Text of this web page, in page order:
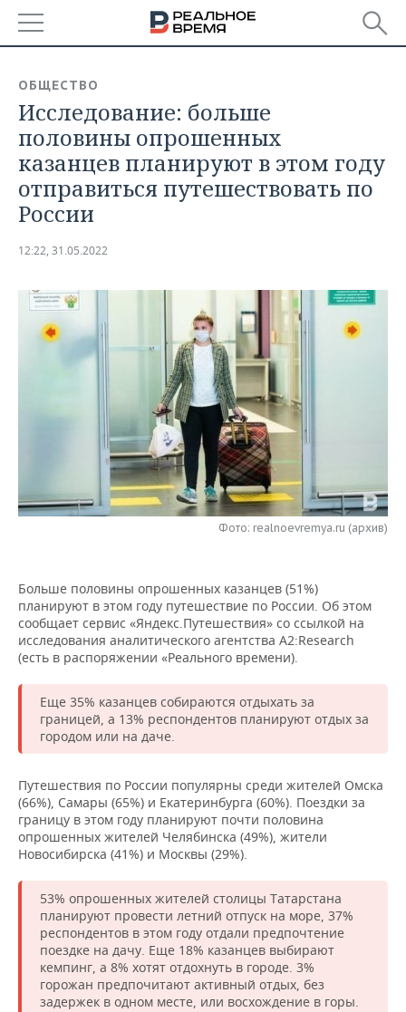
БАШКОРТОСТАН
ТАТАРСТАН
УДМУРТИЯ
НОВОСТИ
АНАЛИТИКА
НОВОСТИ АНАЛИТИКИ
ВУЗЫ ТАТАРСТАНА
КОМУ ПРИНАДЛЕЖАТ
ЭКОНОМИКА
БАНКИ
БЮДЖЕТ
ПРОМЫШЛЕННОСТИ
АГРОПРОМ
НЕФТЕХИМИЯ
ОПК
НОВОСТИ НЕДВИЖИМОСТИ
АВТО
НОВОСТИ АВТО
НОВОСТИ БИЗНЕСА
РОЗНИЧНАЯ ТОРГОВЛЯ
НОВОСТИ ТЕХНОЛОГИЙ
МЕРОПРИЯТИЯ
НОВОСТИ МЕРОПРИЯТИЙ
ONLINE-КОНФЕРЕНЦИИ
ОТКРЫТАЯ ЛЕКЦИЯ
ХОККЕЙ
БАСКЕТБОЛ
ВОЛЕЙБОЛ
КИБЕРСПОРТ
ВОДНЫЕ ВИДЫ СПОРТА
ХОККЕЙ С МЯЧОМ
ВЛАСТЬ
ИНФРАСТРУКТУРА
ИСТОРИЯ
КУЛЬТУРА
ОБРАЗОВАНИЕ
ПРОИСШЕСТВИЯ
СЮЖЕТЫ
СПРАВОЧНИК
СПИСОК ПЕРСОН
СПИСОК КОМПАНИЙ
ПОЛНАЯ ВЕРСИЯ
ОБЩЕСТВО
Исследование: больше
половины опрошенных
казанцев планируют в этом году
отправиться путешествовать по
России
12:22, 31.05.2022
Фото: realnoevremya.ru (архив)
Больше половины опрошенных казанцев (51%)
планируют в этом году путешествие по России. Об этом
сообщает сервис «Яндекс.Путешествия» со ссылкой на
исследования аналитического агентства А2:Research
(есть в распоряжении «Реального времени).
Еще 35% казанцев собираются отдыхать за
границей, а 13% респондентов планируют отдых за
городом или на даче.
Путешествия по России популярны среди жителей Омска
(66%), Самары (65%) и Екатеринбурга (60%). Поездки за
границу в этом году планируют почти половина
опрошенных жителей Челябинска (49%), жители
Новосибирска (41%) и Москвы (29%).
53% опрошенных жителей столицы Татарстана
планируют провести летний отпуск на море, 37%
респондентов в этом году отдали предпочтение
поездке на дачу. Еще 18% казанцев выбирают
кемпинг, а 8% хотят отдохнуть в городе. 3%
горожан предпочитают активный отдых, без
задержек в одном месте, или восхождение в горы.